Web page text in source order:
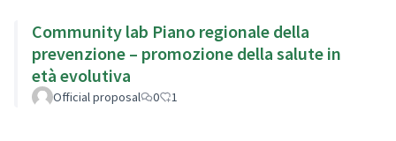
Community lab Piano regionale della
prevenzione – promozione della salute in
età evolutiva
Official proposal 0 1